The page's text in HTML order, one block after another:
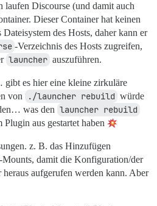
laufen Discourse (und damit auch
Dieser Container hat keinen
des Hosts, daher kann er
-Verzeichnis des Hosts zugreifen,
launcher auszuführen.
es hier eine kleine zirkuläre
von
./launcher rebuild würde
was den launcher rebuild
aus gestartet haben
z. B. das Hinzufügen
damit die Konfiguration/der
aufgerufen werden kann. Aber